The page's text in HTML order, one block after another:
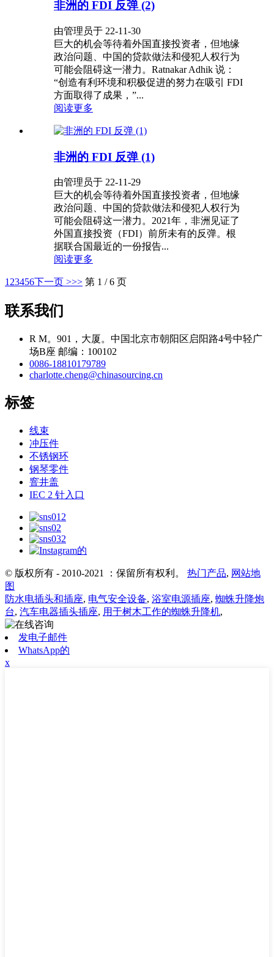
非洲的 FDI 反弹 (2)
由管理员于 22-11-30
巨大的机会等待着外国直接投资者，但地缘
政治问题、中国的贷款做法和侵犯人权行为
可能会阻碍这一潜力。Ratnakar Adhik 说：
“创造有利环境和积极促进的努力在吸引 FDI
方面取得了成果，”...
阅读更多
非洲的 FDI 反弹 (1)
由管理员于 22-11-29
巨大的机会等待着外国直接投资者，但地缘
政治问题、中国的贷款做法和侵犯人权行为
可能会阻碍这一潜力。2021年，非洲见证了
外国直接投资（FDI）前所未有的反弹。根
据联合国最近的一份报告...
阅读更多
123456下一页 >>> 第 1 / 6 页
联系我们
R M。901，大厦。中国北京市朝阳区启阳路4号中轻广
场B座 邮编：100102
0086-18810179789
charlotte.cheng@chinasourcing.cn
标签
线束
冲压件
不锈钢环
钢琴零件
窨井盖
IEC 2 针入口
© 版权所有 - 2010-2021 ：保留所有权利。 热门产品, 网站地
图
防水电插头和插座, 电气安全设备, 浴室电源插座, 蜘蛛升降炮
台, 汽车电器插头插座, 用于树木工作的蜘蛛升降机,
发电子邮件
WhatsApp的
x